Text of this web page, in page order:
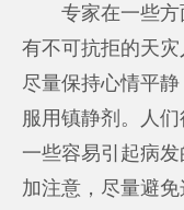
专家在一些方
有不可抗拒的天灾
尽量保持心情平
服用镇静剂。人
一些容易引起病
加注意，尽量避